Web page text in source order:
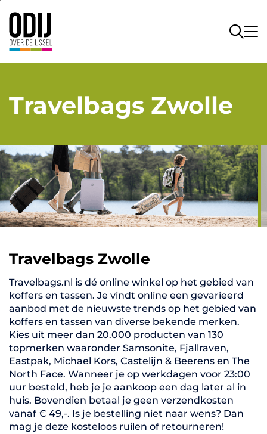
Travelbags Zwolle
Travelbags Zwolle
Travelbags.nl is dé online winkel op het gebied van
koffers en tassen. Je vindt online een gevarieerd
aanbod met de nieuwste trends op het gebied van
koffers en tassen van diverse bekende merken.
Kies uit meer dan 20.000 producten van 130
topmerken waaronder Samsonite, Fjallraven,
Eastpak, Michael Kors, Castelijn & Beerens en The
North Face. Wanneer je op werkdagen voor 23:00
uur besteld, heb je je aankoop een dag later al in
huis. Bovendien betaal je geen verzendkosten
vanaf € 49,-. Is je bestelling niet naar wens? Dan
mag je deze kosteloos ruilen of retourneren!